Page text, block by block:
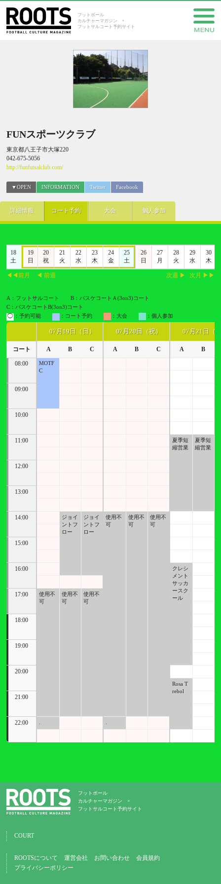
フットボール
カルチャーマガジン ×
フットサルコート予約サイト
FUNスポーツクラブ
東京都八王子市大塚220
042-675-5056
http://funfutsalclub.com/
▼OPEN INFORMATION Twitter Facebook
詳細情報 コート予約 大会 個人参加
18
土
19
日
20
祝
21
火
22
水
23
木
24
金
25
土
26
日
27
月
28
火
29
水
30
木
◀◀前月 ◀ 前週 次週 ▶ 次月 ▶▶
A：フットサルコート
B：バスケコートＡ(3on3)コート
C：バスケコートB(3on3)コート
◯ ：予約可能 ：コート予約 ：大会 ：個人参加
コート
07月19日（日）
A B C
07月20日（祝）
A B C
07月21日（
A B
08:00
09:00
10:00
11:00
12:00
13:00
14:00
15:00
16:00
17:00
18:00
19:00
20:00
21:00
22:00
MOTF
C
使用不
可
.
ジョイ
ントフ
ロー
使用不
可
ジョイ
ントフ
ロー
使用不
可
使用不
可
.
使用不
可
使用不
可
夏季短
縮営業
クレシ
メント
サッカ
ースク
ール
Rosa T
rebol
夏季短
縮営業
フットボール
カルチャーマガジン ×
フットサルコート予約サイト
COURT
ROOTSについて 運営会社 お問い合わせ
会員規約
プライバシーポリシー